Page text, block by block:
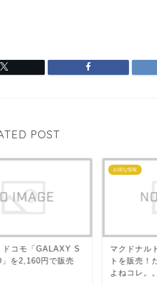
POST
ドコモ「GALAXY S
」を2,160円で販売
お得な情報
マクドナル
トを販売！
よねコレ。